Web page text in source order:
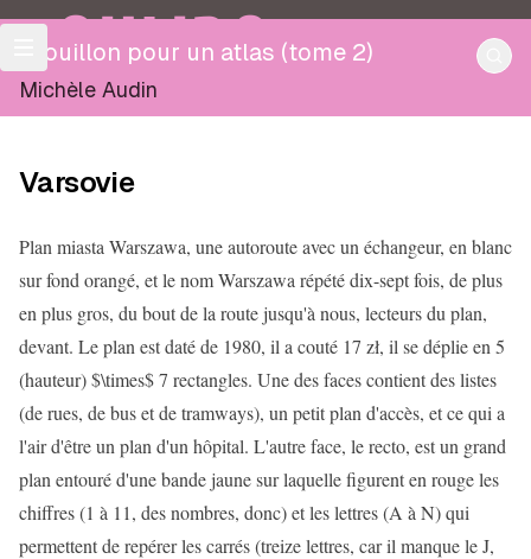
OULIPO
Brouillon pour un atlas (tome 2)
Michèle Audin
Varsovie
Plan miasta Warszawa, une autoroute avec un échangeur, en blanc
sur fond orangé, et le nom Warszawa répété dix-sept fois, de plus
en plus gros, du bout de la route jusqu'à nous, lecteurs du plan,
devant. Le plan est daté de 1980, il a couté 17 zł, il se déplie en 5
(hauteur) $\times$ 7 rectangles. Une des faces contient des listes
(de rues, de bus et de tramways), un petit plan d'accès, et ce qui a
l'air d'être un plan d'un hôpital. L'autre face, le recto, est un grand
plan entouré d'une bande jaune sur laquelle figurent en rouge les
chiffres (1 à 11, des nombres, donc) et les lettres (A à N) qui
permettent de repérer les carrés (treize lettres, car il manque le J,